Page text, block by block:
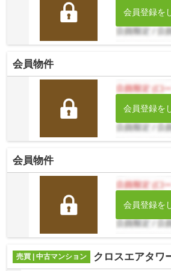
会員登録を
会員物件
会員登録を
会員物件
会員登録を
売買 | 中古マンション クロスエアタワ